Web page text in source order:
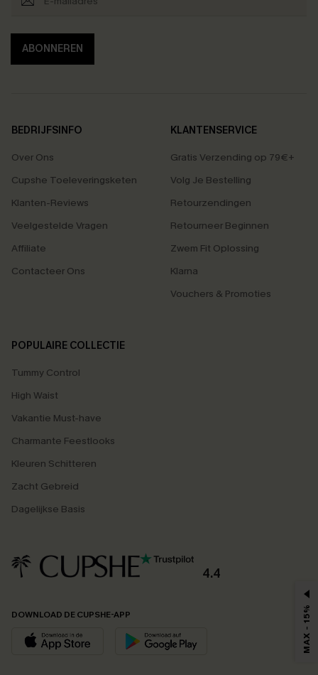
ABONNEREN
BEDRIJFSINFO
Over Ons
Cupshe Toeleveringsketen
Klanten-Reviews
Veelgestelde Vragen
Affiliate
Contacteer Ons
KLANTENSERVICE
Gratis Verzending op 79€+
Volg Je Bestelling
Retourzendingen
Retourneer Beginnen
Zwem Fit Oplossing
Klarna
Vouchers & Promoties
POPULAIRE COLLECTIE
Tummy Control
High Waist
Vakantie Must-have
Charmante Feestlooks
Kleuren Schitteren
Zacht Gebreid
Dagelijkse Basis
4.4
DOWNLOAD DE CUPSHE-APP MAX - 15%